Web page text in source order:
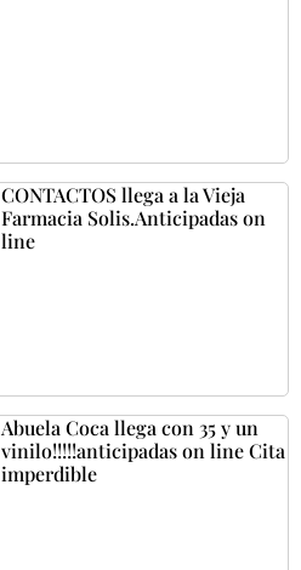
CONTACTOS llega a la Vieja
Farmacia Solis.Anticipadas on
line
Abuela Coca llega con 35 y un
vinilo!!!!!anticipadas on line Cita
imperdible